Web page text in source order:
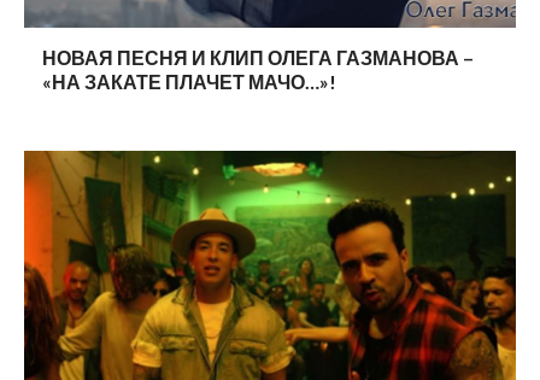
НОВАЯ ПЕСНЯ И КЛИП ОЛЕГА ГАЗМАНОВА –
«НА ЗАКАТЕ ПЛАЧЕТ МАЧО…»!